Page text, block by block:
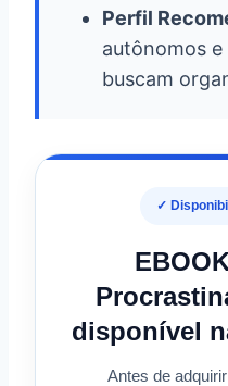
Perfil
autônomos
buscam
✓
disponível
Antes de